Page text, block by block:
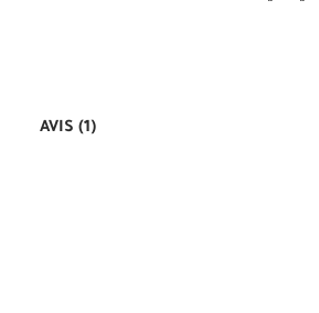
AVIS (1)